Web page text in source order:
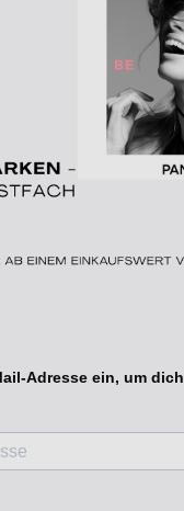
Adresse ein, um dich